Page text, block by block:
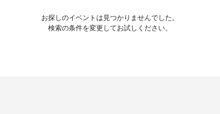
お探しのイベントは見つかりませんでした。
検索の条件を変更してお試しください。